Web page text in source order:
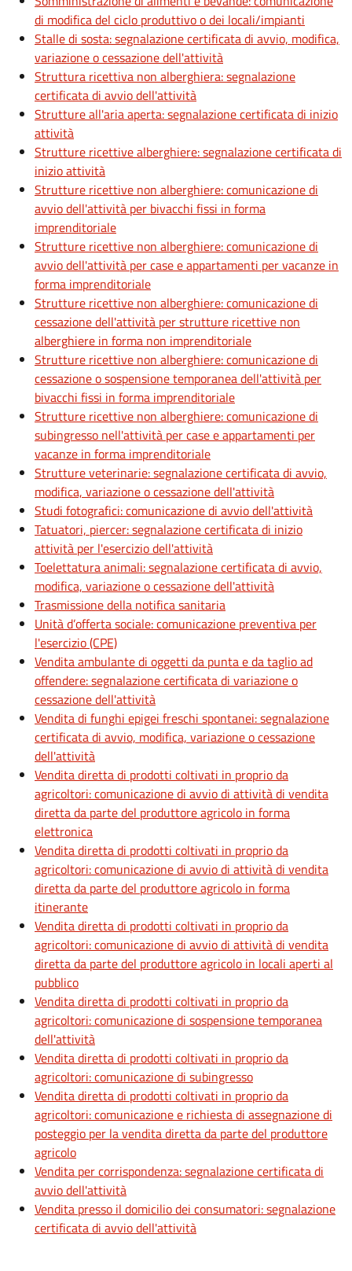
di modifica del ciclo produttivo o dei locali/impianti
Stalle di sosta: segnalazione certificata di avvio, modifica,
variazione o cessazione dell'attività
Struttura ricettiva non alberghiera: segnalazione
certificata di avvio dell'attività
Strutture all'aria aperta: segnalazione certificata di inizio
attività
Strutture ricettive alberghiere: segnalazione certificata di
inizio attività
Strutture ricettive non alberghiere: comunicazione di
avvio dell'attività per bivacchi fissi in forma
imprenditoriale
Strutture ricettive non alberghiere: comunicazione di
avvio dell'attività per case e appartamenti per vacanze in
forma imprenditoriale
Strutture ricettive non alberghiere: comunicazione di
cessazione dell'attività per strutture ricettive non
alberghiere in forma non imprenditoriale
Strutture ricettive non alberghiere: comunicazione di
cessazione o sospensione temporanea dell'attività per
bivacchi fissi in forma imprenditoriale
Strutture ricettive non alberghiere: comunicazione di
subingresso nell'attività per case e appartamenti per
vacanze in forma imprenditoriale
Strutture veterinarie: segnalazione certificata di avvio,
modifica, variazione o cessazione dell'attività
Studi fotografici: comunicazione di avvio dell'attività
Tatuatori, piercer: segnalazione certificata di inizio
attività per l'esercizio dell'attività
Toelettatura animali: segnalazione certificata di avvio,
modifica, variazione o cessazione dell'attività
Trasmissione della notifica sanitaria
Unità d’offerta sociale: comunicazione preventiva per
l'esercizio (CPE)
Vendita ambulante di oggetti da punta e da taglio ad
offendere: segnalazione certificata di variazione o
cessazione dell'attività
Vendita di funghi epigei freschi spontanei: segnalazione
certificata di avvio, modifica, variazione o cessazione
dell'attività
Vendita diretta di prodotti coltivati in proprio da
agricoltori: comunicazione di avvio di attività di vendita
diretta da parte del produttore agricolo in forma
elettronica
Vendita diretta di prodotti coltivati in proprio da
agricoltori: comunicazione di avvio di attività di vendita
diretta da parte del produttore agricolo in forma
itinerante
Vendita diretta di prodotti coltivati in proprio da
agricoltori: comunicazione di avvio di attività di vendita
diretta da parte del produttore agricolo in locali aperti al
pubblico
Vendita diretta di prodotti coltivati in proprio da
agricoltori: comunicazione di sospensione temporanea
dell'attività
Vendita diretta di prodotti coltivati in proprio da
agricoltori: comunicazione di subingresso
Vendita diretta di prodotti coltivati in proprio da
agricoltori: comunicazione e richiesta di assegnazione di
posteggio per la vendita diretta da parte del produttore
agricolo
Vendita per corrispondenza: segnalazione certificata di
avvio dell'attività
Vendita presso il domicilio dei consumatori: segnalazione
certificata di avvio dell'attività